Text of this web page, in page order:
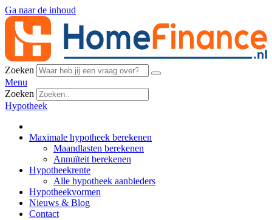
Ga naar de inhoud
Zoeken
Menu
Zoeken
Hypotheek
Maximale hypotheek berekenen
Maandlasten berekenen
Annuïteit berekenen
Hypotheekrente
Alle hypotheek aanbieders
Hypotheekvormen
Nieuws & Blog
Contact